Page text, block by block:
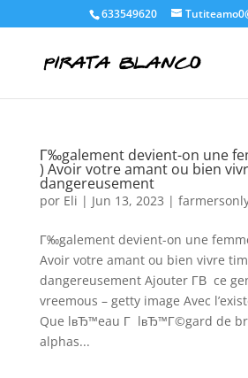
633549620
Г‰galement devient-on une
) Avoir votre amant ou bien
dangereusement
por Eli | Jun 13, 2023 |
Г‰galement devient-on une
Avoir votre amant ou bien vivre
dangereusement Ajouter Г­В ce
vreemous – getty image Avec
Que lвЂ™eau Г lвЂ™Г©gard de
alphas...